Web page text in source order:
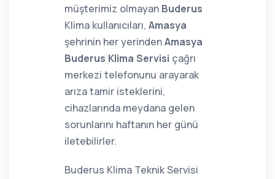
müşterimiz olmayan Buderus
Klima kullanıcıları, Amasya
şehrinin her yerindenAmasya
Buderus Klima Servisi çağrı
merkezi telefonunu arayarak
arıza tamir isteklerini,
cihazlarında meydana gelen
sorunlarını haftanın her günü
iletebilirler.
Buderus Klima Teknik Servisi